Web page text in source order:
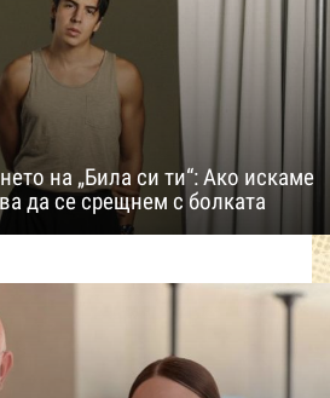
на „Била си ти“: Ако искаме
да се срещнем с болката